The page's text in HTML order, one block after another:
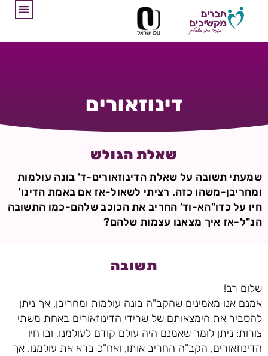
דינוזאורים
שאלת הגולש
שמעתי תשובה על שאלת הדינוזאורים-ד' בונה עולמות
ומחריבן-משהו כזה. רציתי לשאול-אז אם באמת הדינו'
חיו על כדו"הא-וד' החריב את הכוכב שלהם-כמו התשובה
הנ"ל-אז איך מצאנו עצמות שלהם?
תשובה
שלום רב!
אמנם אנו מאמינים שהקב"ה בונה עולמות ומחריבן, אך ניתן
להסביר את הימצאותם של שרידי הדינוזאורים באחת משתי
צורות: ניתן לומר שאמנם היה עולם קודם לעולמנו, ובו חיו
הדינוזאורים, הקב"ה החריב אותו, ואח"כ ברא את עולמנו. אך